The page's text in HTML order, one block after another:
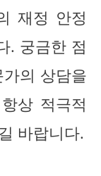
재정 안정
. 궁금한 점
의 상담을
상 적극적
바랍니다.